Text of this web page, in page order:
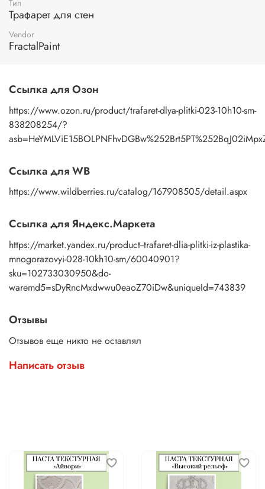
Применение:
помощью мастихина или шпателя. После работы промыть
трафарет под теплой водой с моющим средством, затем
просушить бумажным полотенцем.
Тип
Трафарет для стен
Vendor
FractalPaint
Ссылка для Озон
https://www.ozon.ru/product/trafaret-dlya-plitki-023-10h10-sm-
838208254/?
Ссылка для WB
https://www.wildberries.ru/catalog/167908505/detail.aspx
Ссылка для Яндекс.Маркета
https://market.yandex.ru/product--trafaret-dlia-plitki-iz-plastika-
mnogorazovyi-028-10kh10-sm/60040901?
sku=102733030950&do-
waremd5=sDyRncMxdwwu0eaoZ70iDw&uniqueId=743839
Отзывы
Отзывов еще никто не оставлял
Написать отзыв